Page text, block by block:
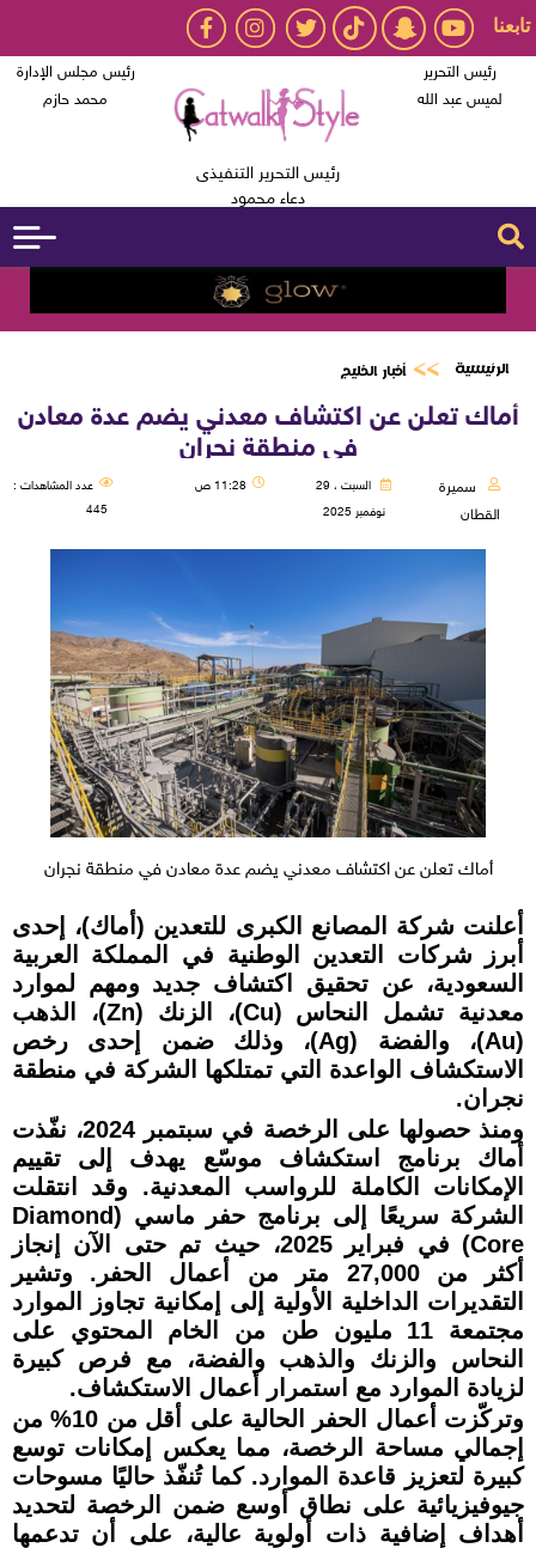
تابعنا
رئيس التحرير
لميس عبد الله
رئيس التحرير التنفيذى
دعاء محمود
رئيس مجلس الإدارة
محمد حازم
الرئيسية أخبار الخليج
أماك تعلن عن اكتشاف معدني يضم عدة معادن
في منطقة نجران
سميرة
القطان
السبت ، 29
نوفمبر 2025
11:28 ص
عدد المشاهدات :
445
أماك تعلن عن اكتشاف معدني يضم عدة معادن في منطقة نجران
أعلنت شركة المصانع الكبرى للتعدين (أماك)، إحدى
أبرز شركات التعدين الوطنية في المملكة العربية
السعودية، عن تحقيق اكتشاف جديد ومهم لموارد
معدنية تشمل النحاس (Cu)، الزنك (Zn)، الذهب
(Au)، والفضة (Ag)، وذلك ضمن إحدى رخص
الاستكشاف الواعدة التي تمتلكها الشركة في منطقة
نجران.
ومنذ حصولها على الرخصة في سبتمبر 2024، نفّذت
أماك برنامج استكشاف موسّع يهدف إلى تقييم
الإمكانات الكاملة للرواسب المعدنية. وقد انتقلت
الشركة سريعًا إلى برنامج حفر ماسي (Diamond
Core) في فبراير 2025، حيث تم حتى الآن إنجاز
أكثر من 27,000 متر من أعمال الحفر. وتشير
التقديرات الداخلية الأولية إلى إمكانية تجاوز الموارد
مجتمعة 11 مليون طن من الخام المحتوي على
النحاس والزنك والذهب والفضة، مع فرص كبيرة
لزيادة الموارد مع استمرار أعمال الاستكشاف.
وتركّزت أعمال الحفر الحالية على أقل من 10% من
إجمالي مساحة الرخصة، مما يعكس إمكانات توسع
كبيرة لتعزيز قاعدة الموارد. كما تُنفّذ حاليًا مسوحات
جيوفيزيائية على نطاق أوسع ضمن الرخصة لتحديد
أهداف إضافية ذات أولوية عالية، على أن تدعمها